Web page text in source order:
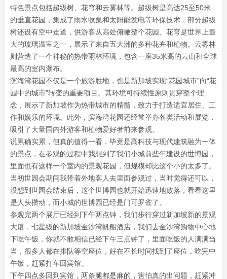
特色景点包括超级树、花穹和云雾林等。超级树是高达25至50米
的垂直花园，集成了雨水收集和太阳能发电等环保技术，部分超级
树还设有空中走道，供游客从高处俯瞰整个花园。花穹是世界上最
大的玻璃温室之一，展示了来自五大洲的多种花卉和植物。云雾林
则营造了一个神秘的热带雨林环境，包含一座35米高的云山和全球
最高的室内瀑布。
滨海湾花园不仅是一个旅游胜地，也是新加坡实现“花园城市”向“花
园中的城市”转变的重要项目。其环境可持续性原则贯穿整个理
念，展示了新加坡作为热带城市的精髓，致力于打造适宜居住、工
作和娱乐的环境。此外，滨海湾花园还经常举办各类活动和展览，
吸引了大量国内外游客和植物爱好者前来参观。
说累确实累，但真的值得一看，毕竟是高科技与现代建筑融为一体
的景点，在参观的过程中我想到了我们小城前些年建设的世博园，
里面也有这样一个室内的景观花园，但规模却比这个小的太多了。
当初世园会期间我带着外地客人去里面参观过，当时觉得还可以，
没想到世园会结束后，这个世博园也就开始迅速地败落，看看这里
是人头攒动，而小城的世博园已经是门可罗雀了。
参观完两个展厅已经到下午两点钟，我们步行穿过新加坡新的景观
大厦，七星级的新加坡金沙湾帆船酒店，我们去金沙湾购物中心地
下吃午饭，你就不敢相信已经下午三点钟了，里面吃饭的人满满当
当，很多人都在排队等空座位，好在不长时间找到了座位，吃完中
午饭，赶紧打车回宾馆。
下午四点多回到宾馆，两条腿都是麻的，害怕真的出问题，赶紧冲